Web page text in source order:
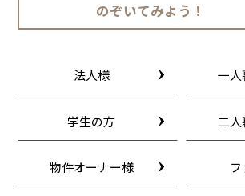
のぞいてみよう！
法人様 一人
学生の方 二
物件オーナー様